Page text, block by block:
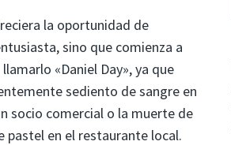
la oportunidad de
sino que comienza a
«Daniel Day», ya que
sediento de sangre en
socio comercial o la muerte de
pastel en el restaurante local.